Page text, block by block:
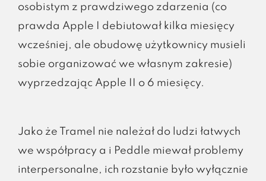
osobistym z prawdziwego zdarzenia (co
prawda Apple I debiutował kilka miesięcy
wcześniej, ale obudowę użytkownicy musieli
sobie organizować we własnym zakresie)
wyprzedzając Apple II o 6 miesięcy.
Jako że Tramel nie należał do ludzi łatwych
we współpracy a i Peddle miewał problemy
interpersonalne, ich rozstanie było wyłącznie